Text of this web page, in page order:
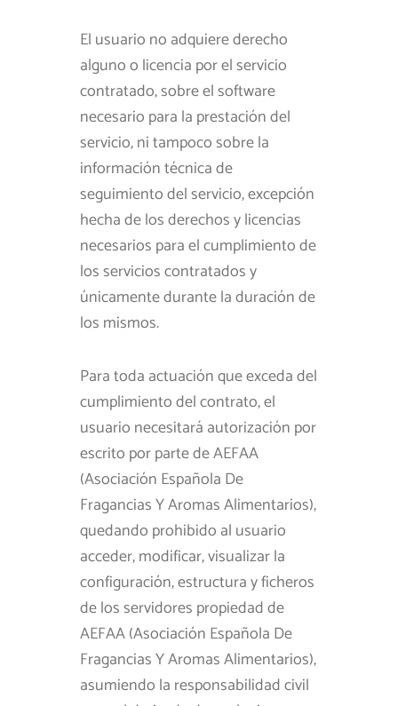
El usuario no adquiere derecho
alguno o licencia por el servicio
contratado, sobre el software
necesario para la prestación del
servicio, ni tampoco sobre la
información técnica de
seguimiento del servicio, excepción
hecha de los derechos y licencias
necesarios para el cumplimiento de
los servicios contratados y
únicamente durante la duración de
los mismos.
Para toda actuación que exceda del
cumplimiento del contrato, el
usuario necesitará autorización por
escrito por parte de AEFAA
(Asociación Española De
Fragancias Y Aromas Alimentarios),
quedando prohibido al usuario
acceder, modificar, visualizar la
configuración, estructura y ficheros
de los servidores propiedad de
AEFAA (Asociación Española De
Fragancias Y Aromas Alimentarios),
asumiendo la responsabilidad civil